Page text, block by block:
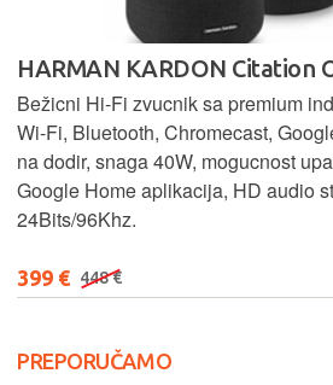
HARMAN KARDON Citation
Bežicni Hi-Fi zvucnik sa premium
Wi-Fi, Bluetooth, Chromecast,
na dodir, snaga 40W, mogucnost
Google Home aplikacija, HD audio
24Bits/96Khz.
399 € 448 €
PREPORUČAMO